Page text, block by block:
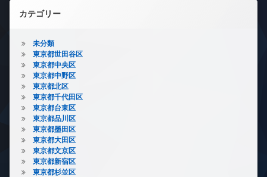
カテゴリー
未分類
東京都世田谷区
東京都中央区
東京都中野区
東京都北区
東京都千代田区
東京都台東区
東京都品川区
東京都墨田区
東京都大田区
東京都文京区
東京都新宿区
東京都杉並区